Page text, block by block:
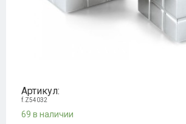
Артикул:
f.Z54032
69 в наличии